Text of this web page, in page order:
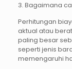
3. Bagaimana
Perhitungan
aktual atau
paling besar
seperti jenis
memengaruhi